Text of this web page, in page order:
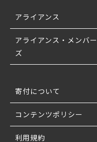
アライアンス
アライアンス・メンバー
ズ
寄付について
コンテンツポリシー
利用規約